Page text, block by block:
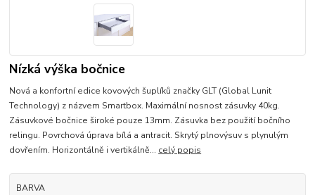
Nízká výška bočnice
Nová a konfortní edice kovových šuplíků značky GLT (Global Lunit
Technology) z názvem Smartbox. Maximální nosnost zásuvky 40kg.
Zásuvkové bočnice široké pouze 13mm. Zásuvka bez použití bočního
relingu. Povrchová úprava bílá a antracit. Skrytý plnovýsuv s plynulým
dovřením. Horizontálně i vertikálně... celý popis
BARVA